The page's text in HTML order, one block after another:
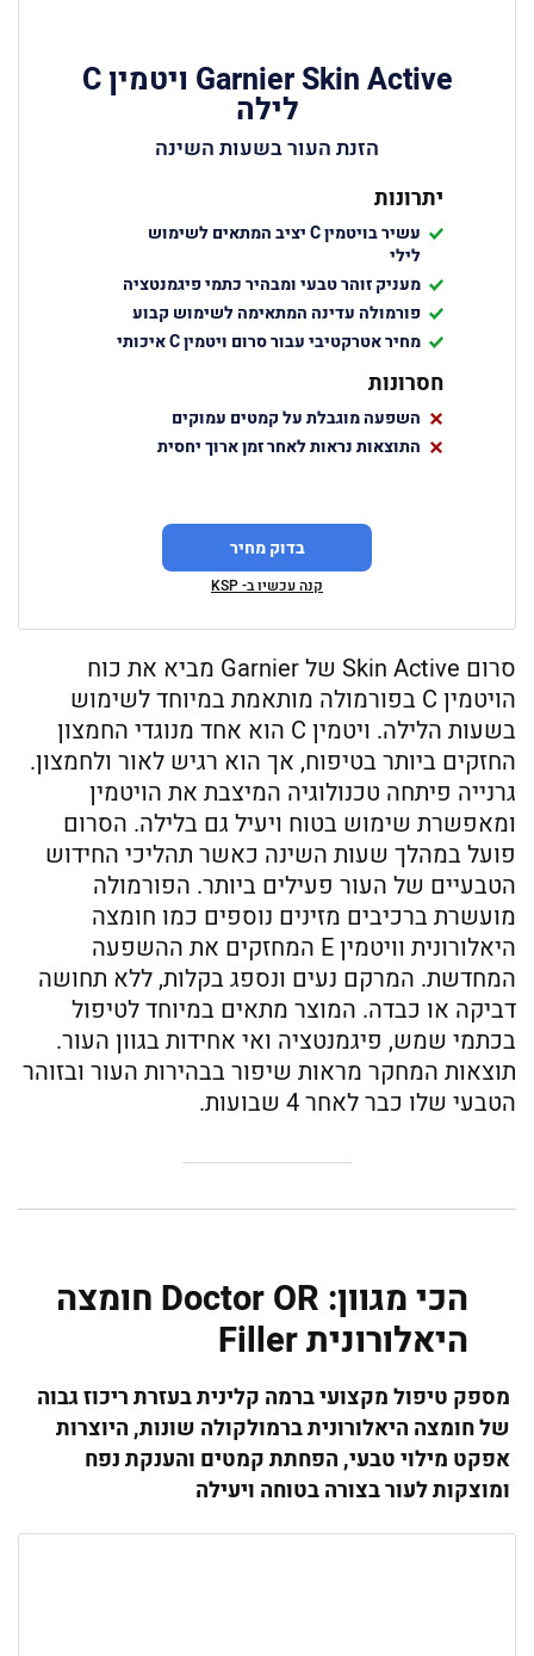
Garnier Skin Active ויטמין C
לילה
הזנת העור בשעות השינה
יתרונות
עשיר בויטמין
יציב המתאים לשימוש
לילי
מעניק זוהר טבעי ומבהיר כתמי פיגמנטציה
פורמולה עדינה המתאימה לשימוש קבוע
מחיר אטרקטיבי עבור סרום ויטמין
איכותי
חסרונות
השפעה מוגבלת על קמטים עמוקים
התוצאות נראות לאחר זמן ארוך יחסית
בדוק מחיר
קנה עכשיו ב- KSP
סרום Skin Active של Garnier מביא את כוח
הויטמין C בפורמולה מותאמת במיוחד לשימוש
בשעות הלילה. ויטמין C הוא אחד מנוגדי החמצון
החזקים ביותר בטיפוח, אך הוא רגיש לאור ולחמצון.
גרנייה פיתחה טכנולוגיה המיצבת את הויטמין
ומאפשרת שימוש בטוח ויעיל גם בלילה. הסרום
פועל במהלך שעות השינה כאשר תהליכי החידוש
הטבעיים של העור פעילים ביותר. הפורמולה
מועשרת ברכיבים מזינים נוספים כמו חומצה
היאלורונית וויטמין E המחזקים את ההשפעה
המחדשת. המרקם נעים ונספג בקלות, ללא תחושה
דביקה או כבדה. המוצר מתאים במיוחד לטיפול
בכתמי שמש, פיגמנטציה ואי אחידות בגוון העור.
תוצאות המחקר מראות שיפור בבהירות העור ובזוהר
הטבעי שלו כבר לאחר 4 שבועות.
הכי מגוון: Doctor OR חומצה
היאלורונית Filler
מספק טיפול מקצועי ברמה קלינית בעזרת ריכוז גבוה
של חומצה היאלורונית ברמולקולה שונות, היוצרות
אפקט מילוי טבעי, הפחתת קמטים והענקת נפח
ומוצקות לעור בצורה בטוחה ויעילה